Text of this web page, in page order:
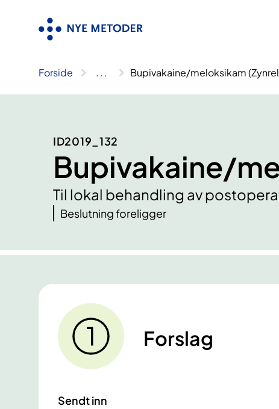
Forside .. . Bupivakaine/meloksikam
ID2019_132
Bupivakaine/
Til lokal behandling av
Beslutning foreligger
Forslag
Sendt inn